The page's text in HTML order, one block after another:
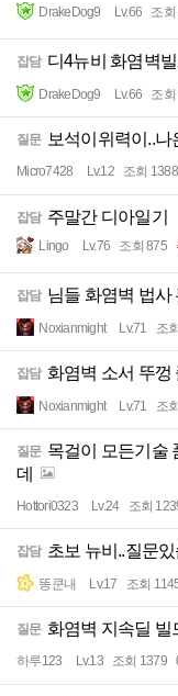
DrakeDog9 Lv.66 조
잡담 디4뉴비 화염벽
DrakeDog9 Lv.66 조
질문 보석이위력이..나
Micro7428 Lv.12 조회 1388
잡담 주말간 디아일기
Lingo Lv.76 조회 875
잡담 님들 화염벽 법사
Noxianmight Lv.71 조
잡담 화염벽 소서 뚜껑
Noxianmight Lv.71 조
질문 목걸이 모든기술
데
Hottori0323 Lv.24 조회
잡담 초보 뉴비..질문
똥쿤내 Lv.17 조회
질문 화염벽 지속딜 빌
하루123 Lv.13 조회 1379